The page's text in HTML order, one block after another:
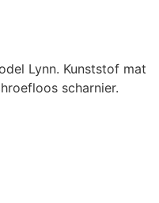
Lynn. Kunststof mat
scharnier.